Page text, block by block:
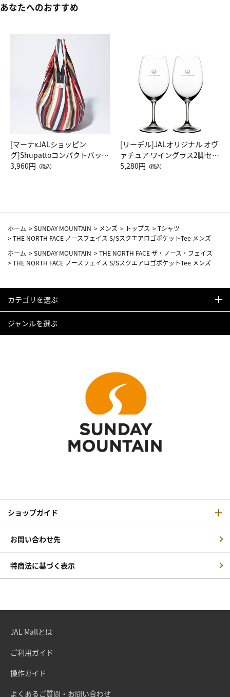
あなたへのおすすめ
[マーナxJALショッピン
グ]Shupattoコンパクトバッグ
Drop JAL客室乗務員（LC）ス
3,960円 （税込）
[リーデル]JALオリジナル オヴ
ァチュア ワイングラス2脚セッ
ト（レッドワイン）
5,280円 （税込）
ホーム >SUNDAY MOUNTAIN > メンズ > トップス >Tシャツ
>THE NORTH FACE ノースフェイス S/SスクエアロゴポケットTee メンズ
ホーム >SUNDAY MOUNTAIN >THE NORTH FACE ザ・ノース・フェイス
>THE NORTH FACE ノースフェイス S/SスクエアロゴポケットTee メンズ
カテゴリを選ぶ
ジャンルを選ぶ
ショップガイド
お問い合わせ先
特商法に基づく表示
JAL Mallとは
ご利用ガイド
操作ガイド
よくあるご質問・お問い合わせ